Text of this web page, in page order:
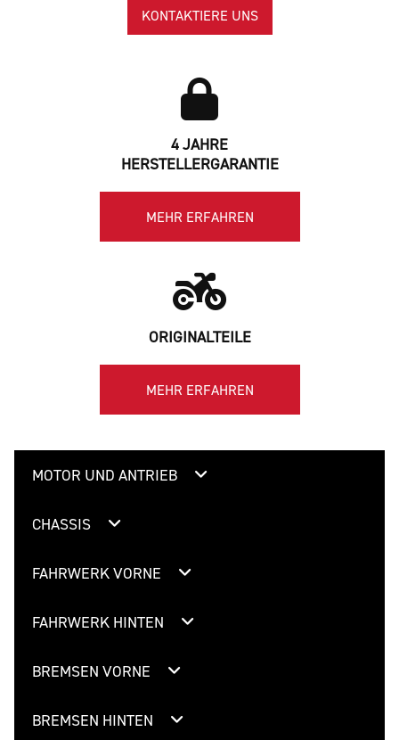
KONTAKTIERE UNS
4 JAHRE
HERSTELLERGARANTIE
MEHR ERFAHREN
ORIGINALTEILE
MEHR ERFAHREN
MOTOR UND ANTRIEB
CHASSIS
FAHRWERK VORNE
FAHRWERK HINTEN
BREMSEN VORNE
BREMSEN HINTEN